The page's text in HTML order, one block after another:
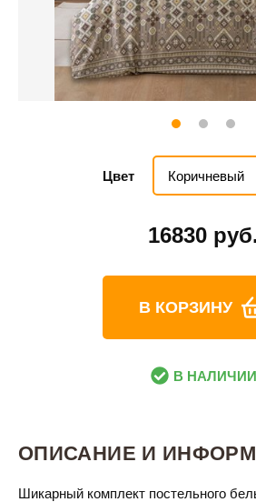
Цвет Коричневый
16830 руб.
В КОРЗИНУ
В НАЛИЧИИ
ОПИСАНИЕ И
Шикарный комплект постельного